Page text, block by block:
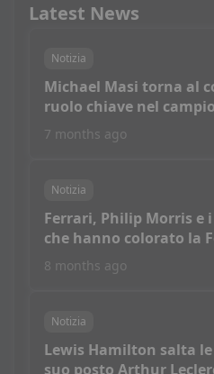
Latest News
Notizia
Michael Masi torna al
ruolo chiave nel
7 months ago
Notizia
Ferrari, Philip Morris e
che hanno colorato la
8 months ago
Notizia
Lewis Hamilton salta
suo posto Arthur